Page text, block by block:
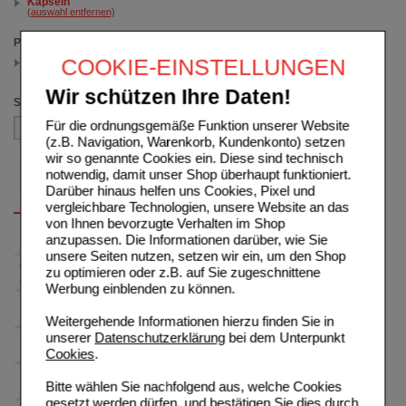
COOKIE-EINSTELLUNGEN
Wir schützen Ihre Daten!
Für die ordnungsgemäße Funktion unserer Website
(z.B. Navigation, Warenkorb, Kundenkonto) setzen
wir so genannte Cookies ein. Diese sind technisch
notwendig, damit unser Shop überhaupt funktioniert.
Darüber hinaus helfen uns Cookies, Pixel und
vergleichbare Technologien, unsere Website an das
von Ihnen bevorzugte Verhalten im Shop
anzupassen. Die Informationen darüber, wie Sie
unsere Seiten nutzen, setzen wir ein, um den Shop
zu optimieren oder z.B. auf Sie zugeschnittene
Werbung einblenden zu können.
Weitergehende Informationen hierzu finden Sie in
unserer Datenschutzerklärungbei dem Unterpunkt
Cookies.
Bitte wählen Sie nachfolgend aus, welche Cookies
gesetzt werden dürfen, und bestätigen Sie dies durch
(auswahl entfernen)
Packungsgröße
(auswahl entfernen)
Sortieren nach